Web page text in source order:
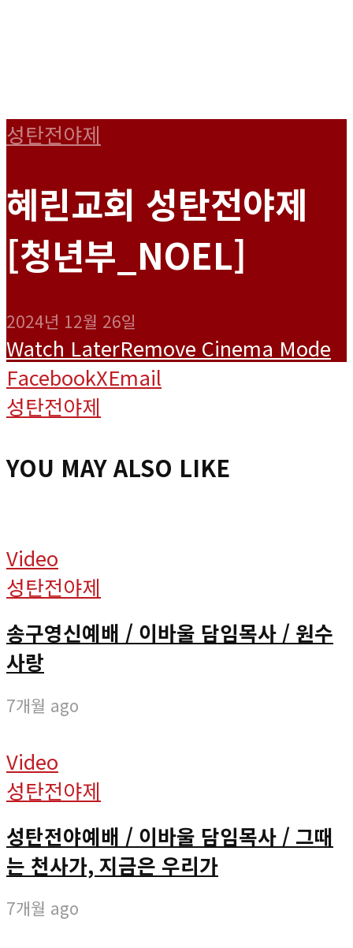
성탄전야제
혜린교회 성탄전야제
[청년부_NOEL]
2024년 12월 26일
Watch LaterRemove Cinema Mode
FacebookXEmail
성탄전야제
YOU MAY ALSO LIKE
Video
성탄전야제
송구영신예배 / 이바울 담임목사 / 원수
사랑
7개월 ago
Video
성탄전야제
성탄전야예배 / 이바울 담임목사 / 그때
는 천사가, 지금은 우리가
7개월 ago